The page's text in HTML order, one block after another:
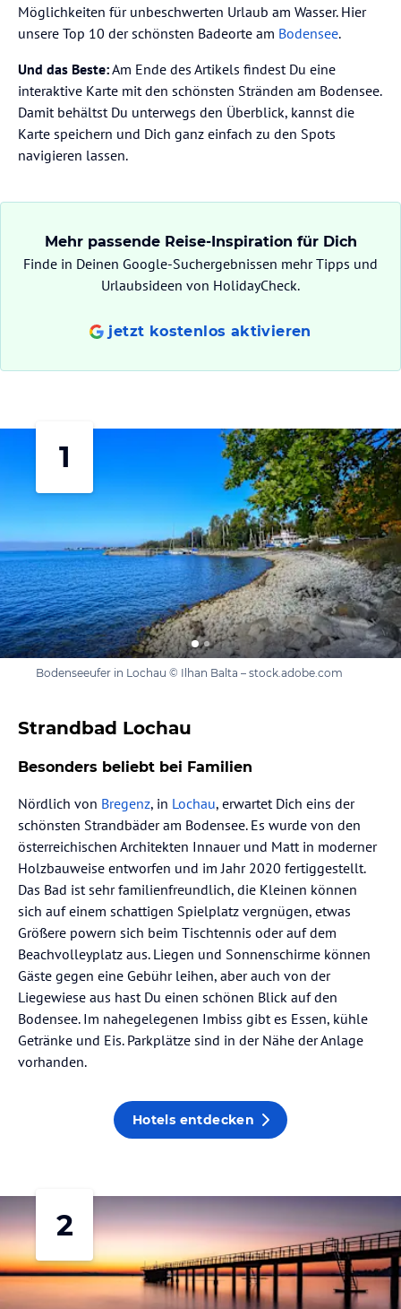
Möglichkeiten für unbeschwerten Urlaub am Wasser. Hier
unsere Top 10 der schönsten Badeorte am Bodensee.
Und das Beste:Am Ende des Artikels findest Du eine
interaktive Karte mit den schönsten Stränden am Bodensee.
Damit behältst Du unterwegs den Überblick, kannst die
Karte speichern und Dich ganz einfach zu den Spots
navigieren lassen.
Mehr passende Reise-Inspiration für Dich
Finde in Deinen Google-Suchergebnissen mehr Tipps und
Urlaubsideen von HolidayCheck.
jetzt kostenlos aktivieren
1
Bodenseeufer in Lochau © Ilhan Balta – stock.adobe.com
Strandbad Lochau
Besonders beliebt bei Familien
Nördlich von Bregenz, in Lochau, erwartet Dich eins der
schönsten Strandbäder am Bodensee. Es wurde von den
österreichischen Architekten Innauer und Matt in moderner
Holzbauweise entworfen und im Jahr 2020 fertiggestellt.
Das Bad ist sehr familienfreundlich, die Kleinen können
sich auf einem schattigen Spielplatz vergnügen, etwas
Größere powern sich beim Tischtennis oder auf dem
Beachvolleyplatz aus. Liegen und Sonnenschirme können
Gäste gegen eine Gebühr leihen, aber auch von der
Liegewiese aus hast Du einen schönen Blick auf den
Bodensee. Im nahegelegenen Imbiss gibt es Essen, kühle
Getränke und Eis. Parkplätze sind in der Nähe der Anlage
vorhanden.
Hotels entdecken
2